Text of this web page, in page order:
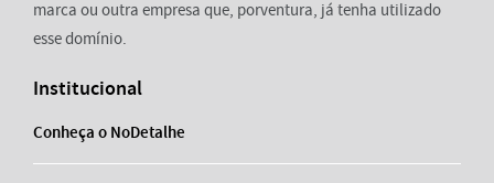
marca ou outra empresa que, porventura, já tenha utilizado
esse domínio.
Institucional
Conheça o NoDetalhe